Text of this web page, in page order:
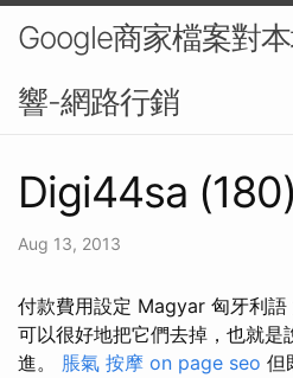
Google商家檔案對
響-網路行銷
Digi44sa (180)
Aug 13, 2013
付款費用設定 Magyar 匈牙利
可以很好地把它們去掉，也就是
進。 脹氣 按摩 on page seo 但